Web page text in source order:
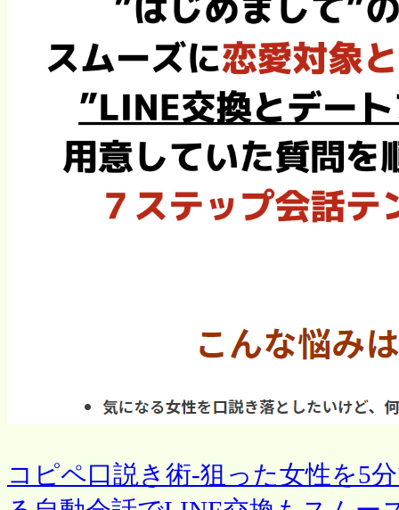
コピペ口説き術-狙った女性を5